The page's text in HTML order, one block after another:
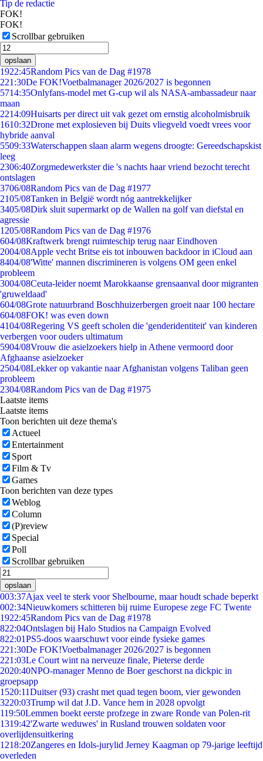
Tip de redactie
FOK!
FOK!
Scrollbar gebruiken
opslaan
1922:45Random Pics van de Dag #1978
221:30De FOK!Voetbalmanager 2026/2027 is begonnen
5714:35Onlyfans-model met G-cup wil als NASA-ambassadeur naar
maan
2214:09Huisarts per direct uit vak gezet om ernstig alcoholmisbruik
1610:32Drone met explosieven bij Duits vliegveld voedt vrees voor
hybride aanval
5509:33Waterschappen slaan alarm wegens droogte: Gereedschapskist
leeg
2306:40Zorgmedewerkster die 's nachts haar vriend bezocht terecht
ontslagen
3706/08Random Pics van de Dag #1977
2105/08Tanken in België wordt nóg aantrekkelijker
3405/08Dirk sluit supermarkt op de Wallen na golf van diefstal en
agressie
1205/08Random Pics van de Dag #1976
604/08Kraftwerk brengt ruimteschip terug naar Eindhoven
2004/08Apple vecht Britse eis tot inbouwen backdoor in iCloud aan
8404/08'Witte' mannen discrimineren is volgens OM geen enkel
probleem
3004/08Ceuta-leider noemt Marokkaanse grensaanval door migranten
'gruweldaad'
604/08Grote natuurbrand Boschhuizerbergen groeit naar 100 hectare
604/08FOK! was even down
4104/08Regering VS geeft scholen die 'genderidentiteit' van kinderen
verbergen voor ouders ultimatum
5904/08Vrouw die asielzoekers hielp in Athene vermoord door
Afghaanse asielzoeker
2504/08Lekker op vakantie naar Afghanistan volgens Taliban geen
probleem
2304/08Random Pics van de Dag #1975
Laatste items
Laatste items
Toon berichten uit deze thema's
Actueel
Entertainment
Sport
Film & Tv
Games
Toon berichten van deze types
Weblog
Column
(P)review
Special
Poll
Scrollbar gebruiken
opslaan
003:37Ajax veel te sterk voor Shelbourne, maar houdt schade beperkt
002:34Nieuwkomers schitteren bij ruime Europese zege FC Twente
1922:45Random Pics van de Dag #1978
822:04Ontslagen bij Halo Studios na Campaign Evolved
822:01PS5-doos waarschuwt voor einde fysieke games
221:30De FOK!Voetbalmanager 2026/2027 is begonnen
221:03Le Court wint na nerveuze finale, Pieterse derde
2020:40NPO-manager Menno de Boer geschorst na dickpic in
groepsapp
1520:11Duitser (93) crasht met quad tegen boom, vier gewonden
3220:03Trump wil dat J.D. Vance hem in 2028 opvolgt
119:50Lemmen boekt eerste profzege in zware Ronde van Polen-rit
1319:42'Zwarte weduwes' in Rusland trouwen soldaten voor
overlijdensuitkering
1218:20Zangeres en Idols-jurylid Jerney Kaagman op 79-jarige leeftijd
overleden